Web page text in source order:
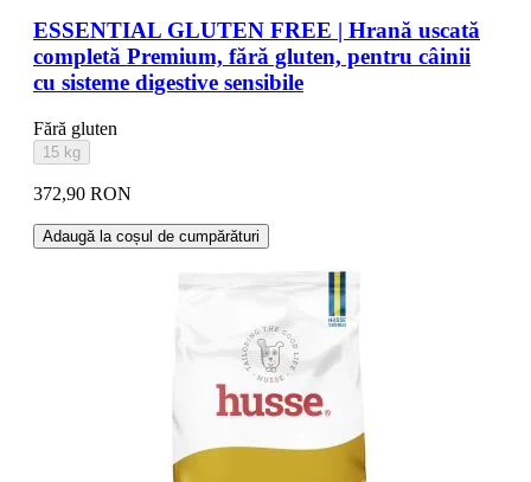
ESSENTIAL GLUTEN FREE | Hrană uscată
completă Premium, fără gluten, pentru câinii
cu sisteme digestive sensibile
Fără gluten
15 kg
372,90 RON
Adaugă la coșul de cumpărături